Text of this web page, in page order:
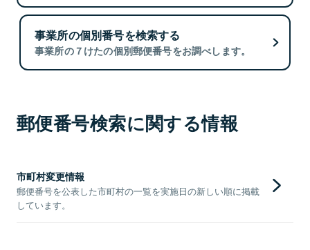
事業所の個別番号を検索する
事業所の７けたの個別郵便番号をお調べします。
郵便番号検索に関する情報
市町村変更情報
郵便番号を公表した市町村の一覧を実施日の新しい順に掲載
しています。